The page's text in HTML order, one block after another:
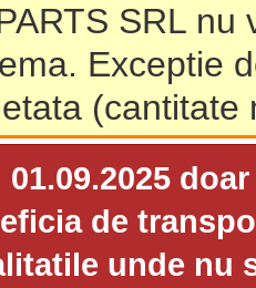
SRL
Exceptie
(cantitate
01.09.2025
de
unde nu